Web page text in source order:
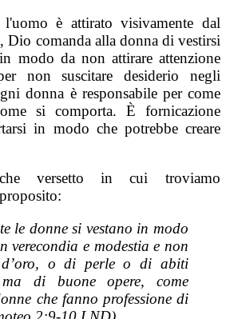
è attirato visivamente dal
Dio comanda alla donna di vestirsi
modo da non attirare attenzione
non suscitare desiderio negli
donna è responsabile per come
si comporta. È fornicazione
in modo che potrebbe creare
versetto in cui troviamo
le donne si vestano in modo
verecondia e modestia e non
o di perle o di abiti
di buone opere, come
che fanno professione di